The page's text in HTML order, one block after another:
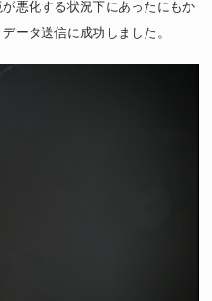
悪化する状況下にあったにもか
ータ送信に成功しました。